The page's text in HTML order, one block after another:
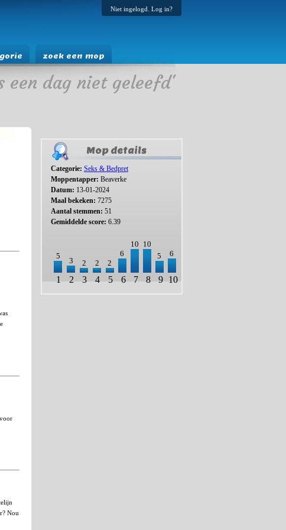
Niet ingelogd. Log in?
zoek een mop
een dag niet geleefd'
Nou
Mop details
Categorie: Seks & Bedpret
Moppentapper: Beaverke
Datum: 13-01-2024
Maal bekeken: 7275
Aantal stemmen: 51
Gemiddelde score: 6.39
5
3 2 2 2
6
10 10
5
6
1 2 3 4 5 6 7 8 9 10